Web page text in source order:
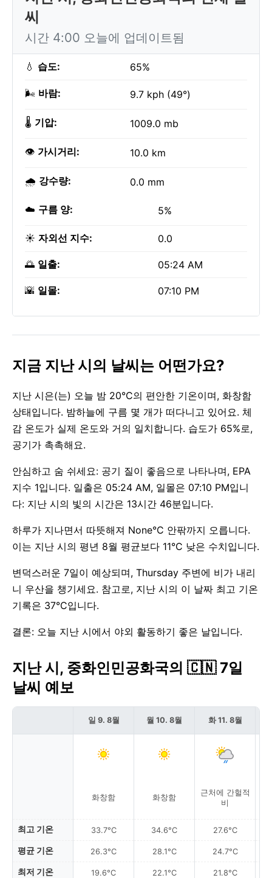
씨
시간 4:00 오늘에 업데이트됨
💧 습도: 65%
🌬️ 바람: 9.7 kph (49°)
🌡️ 기압: 1009.0 mb
👁️ 가시거리: 10.0 km
🌧️ 강수량: 0.0 mm
☁️ 구름 양: 5%
☀️ 자외선 지수: 0.0
🌅 일출: 05:24 AM
🌇 일몰: 07:10 PM
지금 지난 시의 날씨는 어떤가요?
지난 시은(는) 오늘 밤 20°C의 편안한 기온이며, 화창함
상태입니다. 밤하늘에 구름 몇 개가 떠다니고 있어요. 체
감 온도가 실제 온도와 거의 일치합니다. 습도가 65%로,
공기가 촉촉해요.
안심하고 숨 쉬세요: 공기 질이 좋음으로 나타나며, EPA
지수 1입니다. 일출은 05:24 AM, 일몰은 07:10 PM입니
다: 지난 시의 빛의 시간은 13시간 46분입니다.
하루가 지나면서 따뜻해져 None°C 안팎까지 오릅니다.
이는 지난 시의 평년 8월 평균보다 11°C 낮은 수치입니다.
변덕스러운 7일이 예상되며, Thursday 주변에 비가 내리
니 우산을 챙기세요. 참고로, 지난 시의 이 날짜 최고 기온
기록은 37°C입니다.
결론: 오늘 지난 시에서 야외 활동하기 좋은 날입니다.
지난 시, 중화인민공화국의 🇨🇳 7일
날씨 예보
최고 기온
평균 기온
최저 기온
일 9. 8월
화창함
33.7°C
26.3°C
19.6°C
월 10. 8월
화창함
34.6°C
28.1°C
22.1°C
화 11. 8월
근처에 간헐적
비
27.6°C
24.7°C
21.8°C